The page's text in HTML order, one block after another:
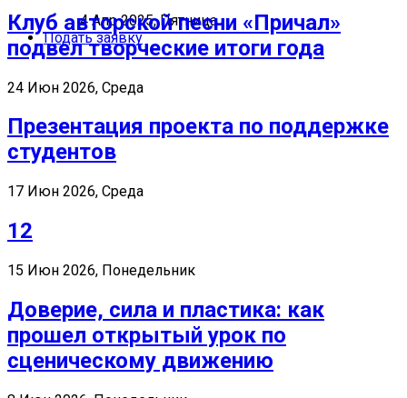
4 Апр 2025, Пятница
Подать заявку
Клуб авторской песни «Причал»
подвел творческие итоги года
24 Июн 2026, Среда
Презентация проекта по поддержке
студентов
17 Июн 2026, Среда
12
15 Июн 2026, Понедельник
Доверие, сила и пластика: как
прошел открытый урок по
сценическому движению